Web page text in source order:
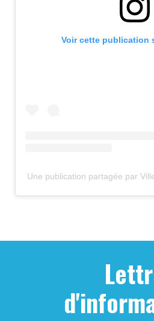
Voir cette publication
Une publication partagée par